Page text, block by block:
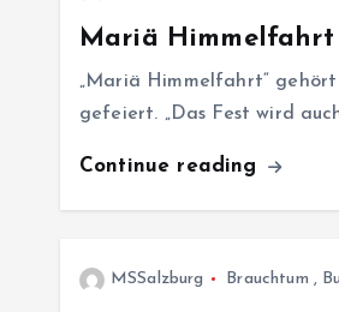
Mariä Himmelfahrt
„Mariä Himmelfahrt“
gefeiert. „Das Fest wird
Continue reading
MSSalzburg Brauchtum ,